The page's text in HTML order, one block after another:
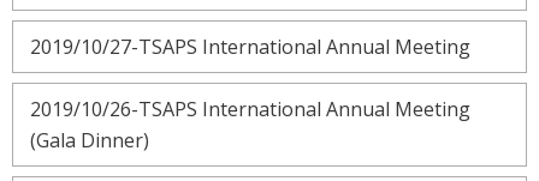
2019/10/27-TSAPS International Annual Meeting
2019/10/26-TSAPS International Annual Meeting
(Gala Dinner)